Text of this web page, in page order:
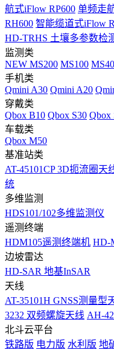
航式iFlow RP600 单频走
RH600 智能缆道式iFlow
HD-TRHS 土壤多参数检
监测类
NEW MS200 MS100
手机类
Qmini A30 Qmini A20
穿戴类
Qbox B10 Qbox S30 Qbox
车载类
Qbox M50
基准站类
AT-45101CP 3D扼流圈天
统
多维监测
HDS101/102多维监测仪
遥测终端
HDM105遥测终端机 HD-
边坡雷达
HD-SAR 地基InSAR
天线
AT-35101H GNSS测量型
3232 双频螺旋天线 AH-
北斗云平台
铁路版 电力版 水利版 地